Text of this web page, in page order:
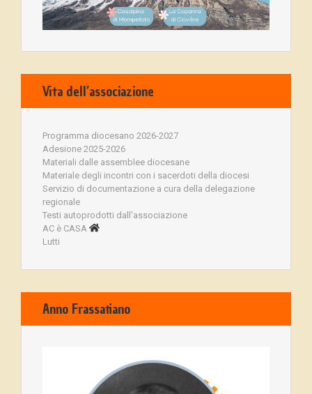
Vita dell’associazione
Programma diocesano 2026-2027
Adesione 2025-2026
Materiali dalle assemblee diocesane
Materiale degli incontri con i sacerdoti della diocesi
Servizio di documentazione a cura della delegazione
regionale
Testi autoprodotti dall'associazione
AC è CASA
Lutti
Anno Frassatiano